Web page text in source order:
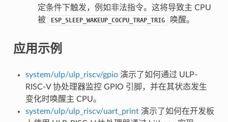
定条件下触发，例如非法指令。这将导致主 CPU
被
ESP_SLEEP_WAKEUP_COCPU_TRAP_TRIG 唤醒。
应用示例
system/ulp/ulp_riscv/gpio演示了如何通过 ULP-
RISC-V 协处理器监控 GPIO 引脚，并在其状态发生
变化时唤醒主 CPU。
system/ulp/ulp_riscv/uart_print演示了如何在开发板